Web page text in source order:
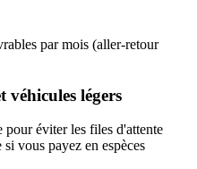
par mois (aller-retour
véhicules légers
pour éviter les files d'attente
vous payez en espèces